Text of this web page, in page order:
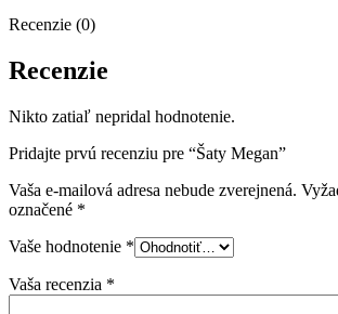
Recenzie (0)
Recenzie
Nikto zatiaľ nepridal hodnotenie.
Pridajte prvú recenziu pre “Šaty Megan”
Vaša e-mailová adresa nebude zverejnená.
označené *
Vaše hodnotenie *
Vaša recenzia *